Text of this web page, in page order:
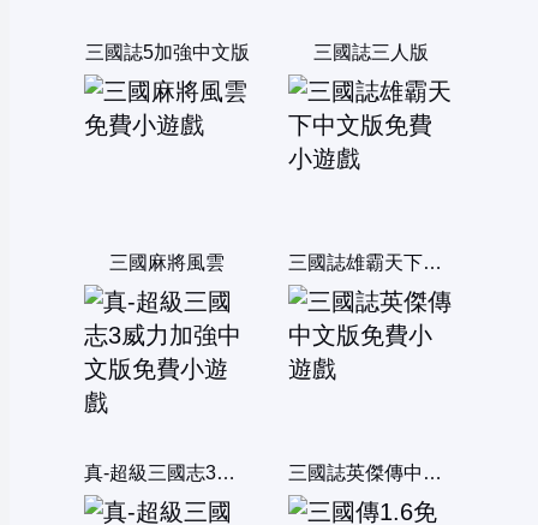
三國誌5加強中文版 三國誌三人版
三國麻將風雲 三國誌雄霸天下中文版
真-超級三國志3威力加強中文版 三國誌英傑傳中文版